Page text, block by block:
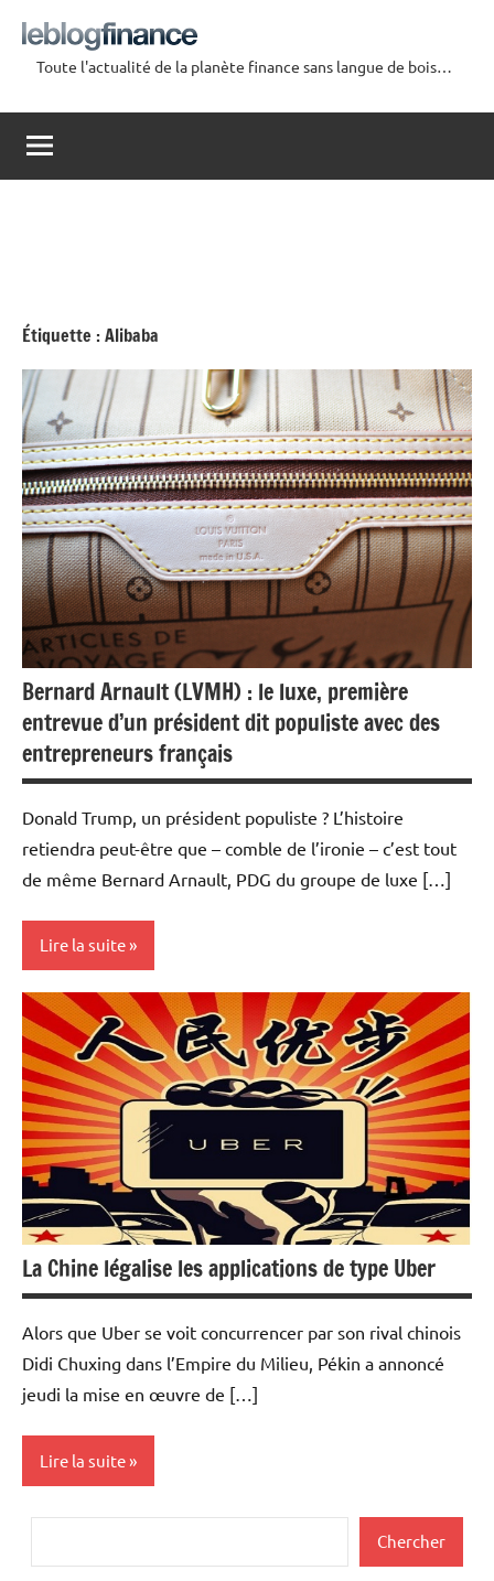
contenu
Blog
Finance
Toute l'actualité de la planète finance sans langue de bois…
Étiquette :Alibaba
Bernard Arnault (LVMH) : le luxe, première
entrevue d’un président dit populiste avec des
entrepreneurs français
Donald Trump, un président populiste ? L’histoire
retiendra peut-être que – comble de l’ironie – c’est tout
de même Bernard Arnault, PDG du groupe de luxe […]
Lire la suite
Actualités
Economie
La Chine légalise les applications de type Uber
Alors que Uber se voit concurrencer par son rival chinois
Didi Chuxing dans l’Empire du Milieu, Pékin a annoncé
jeudi la mise en œuvre de […]
Lire la suite
Automobile
Chercher